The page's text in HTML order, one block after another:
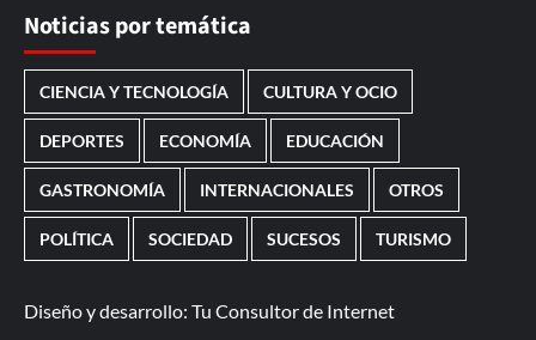
Noticias por temática
CIENCIA Y TECNOLOGÍA CULTURA Y OCIO
DEPORTES ECONOMÍA EDUCACIÓN
GASTRONOMÍA INTERNACIONALES OTROS
POLÍTICA SOCIEDAD SUCESOS TURISMO
Diseño y desarrollo: Tu Consultor de Internet